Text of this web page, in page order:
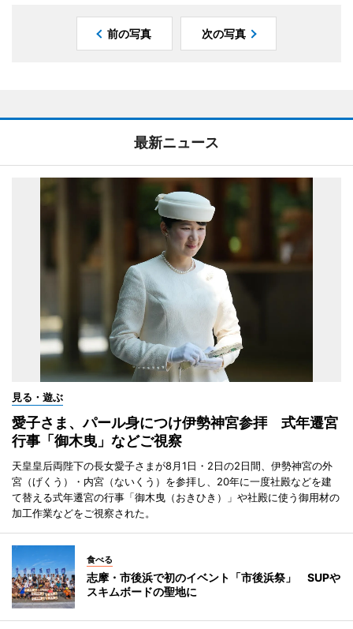
前の写真 次の写真
最新ニュース
見る・遊ぶ
愛子さま、パール身につけ伊勢神宮参拝 式年遷宮
行事「御木曳」などご視察
天皇皇后両陛下の長女愛子さまが8月1日・2日の2日間、伊勢神宮の外
宮（げくう）・内宮（ないくう）を参拝し、20年に一度社殿などを建
て替える式年遷宮の行事「御木曳（おきひき）」や社殿に使う御用材の
加工作業などをご視察された。
食べる
志摩・市後浜で初のイベント「市後浜祭」 SUPや
スキムボードの聖地に